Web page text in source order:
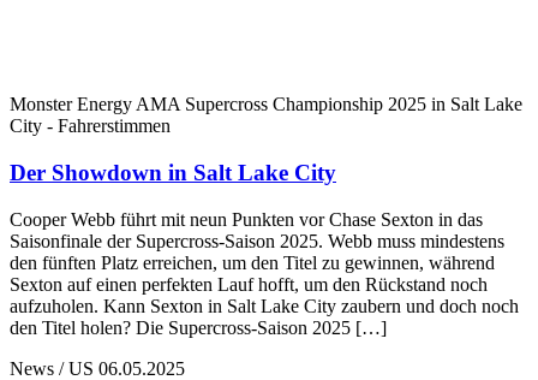
Monster Energy AMA Supercross Championship 2025 in Salt Lake
City - Fahrerstimmen
Der Showdown in Salt Lake City
Cooper Webb führt mit neun Punkten vor Chase Sexton in das
Saisonfinale der Supercross-Saison 2025. Webb muss mindestens
den fünften Platz erreichen, um den Titel zu gewinnen, während
Sexton auf einen perfekten Lauf hofft, um den Rückstand noch
aufzuholen. Kann Sexton in Salt Lake City zaubern und doch noch
den Titel holen? Die Supercross-Saison 2025 […]
News / US 06.05.2025